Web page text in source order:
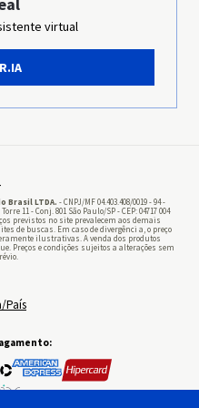
virtual
Brasil LTDA. - CNPJ/MF 04.403.408/0019 - 94 -
11 - Conj. 801 São Paulo/SP - CEP: 04717 004
previstos no site prevalecem aos demais
de buscas. Em caso de divergênci a, o preço
ilustrativas. A venda dos produtos
Preços e condições sujeitos a alterações sem
País